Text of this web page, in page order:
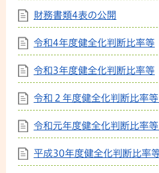
財務書類4表の公開
令和4年度健全化判断比率等
令和3年度健全化判断比率等
令和２年度健全化判断比率
令和元年度健全化判断比率
平成30年度健全化判断比率